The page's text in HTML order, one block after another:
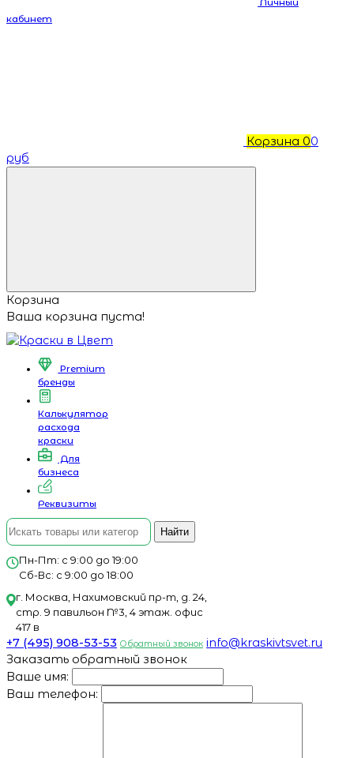
кабинет
Корзина 00
руб
Корзина
Ваша корзина пуста!
Premium
бренды
Калькулятор
расхода
краски
Для
бизнеса
Реквизиты
Найти
Пн-Пт: с 9:00 до 19:00
Сб-Вс: с 9:00 до 18:00
г. Москва, Нахимовский пр-т, д. 24,
стр. 9 павильон №3, 4 этаж. офис
417 в
+7 (495) 908-53-53 Обратный звонок info@kraskivtsvet.ru
Заказать обратный звонок
Ваше имя:
Ваш телефон: